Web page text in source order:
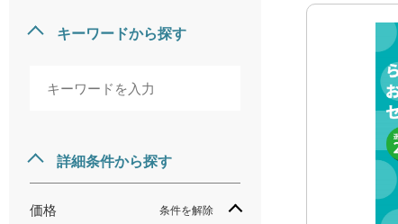
キーワードから探す
詳細条件から探す
価格 条件を解除